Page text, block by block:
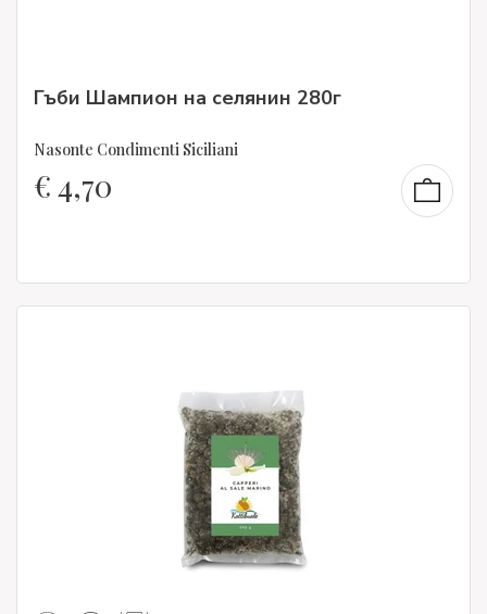
Гъби Шампион на селянин 280г
Nasonte Condimenti Siciliani
€4,70